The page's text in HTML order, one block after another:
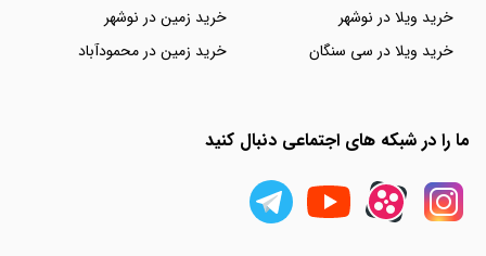
خرید ویلا در نوشهر
خرید ویلا در سی سنگان
خرید زمین در نوشهر
خرید زمین در محمودآباد
ما را در شبکه های اجتماعی دنبال کنید